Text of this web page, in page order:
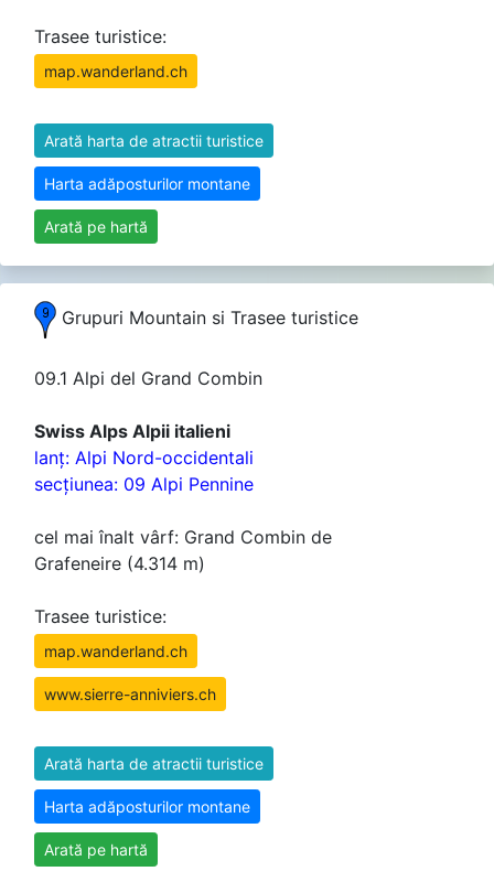
Trasee turistice:
map.wanderland.ch
Arată harta de atractii turistice
Harta adăposturilor montane
Arată pe hartă
Grupuri Mountain si Trasee turistice
09.1 Alpi del Grand Combin
Swiss Alps Alpii italieni
lanţ: Alpi Nord-occidentali
secţiunea: 09 Alpi Pennine
cel mai înalt vârf: Grand Combin de
Grafeneire (4.314 m)
Trasee turistice:
map.wanderland.ch
www.sierre-anniviers.ch
Arată harta de atractii turistice
Harta adăposturilor montane
Arată pe hartă